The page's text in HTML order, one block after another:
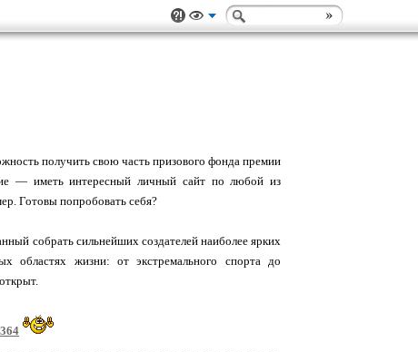
получить свою часть призового фонда премии
― иметь интересный личный сайт по любой из
Готовы попробовать себя?
собрать сильнейших создателей наиболее ярких
областях жизни: от экстремального спорта до